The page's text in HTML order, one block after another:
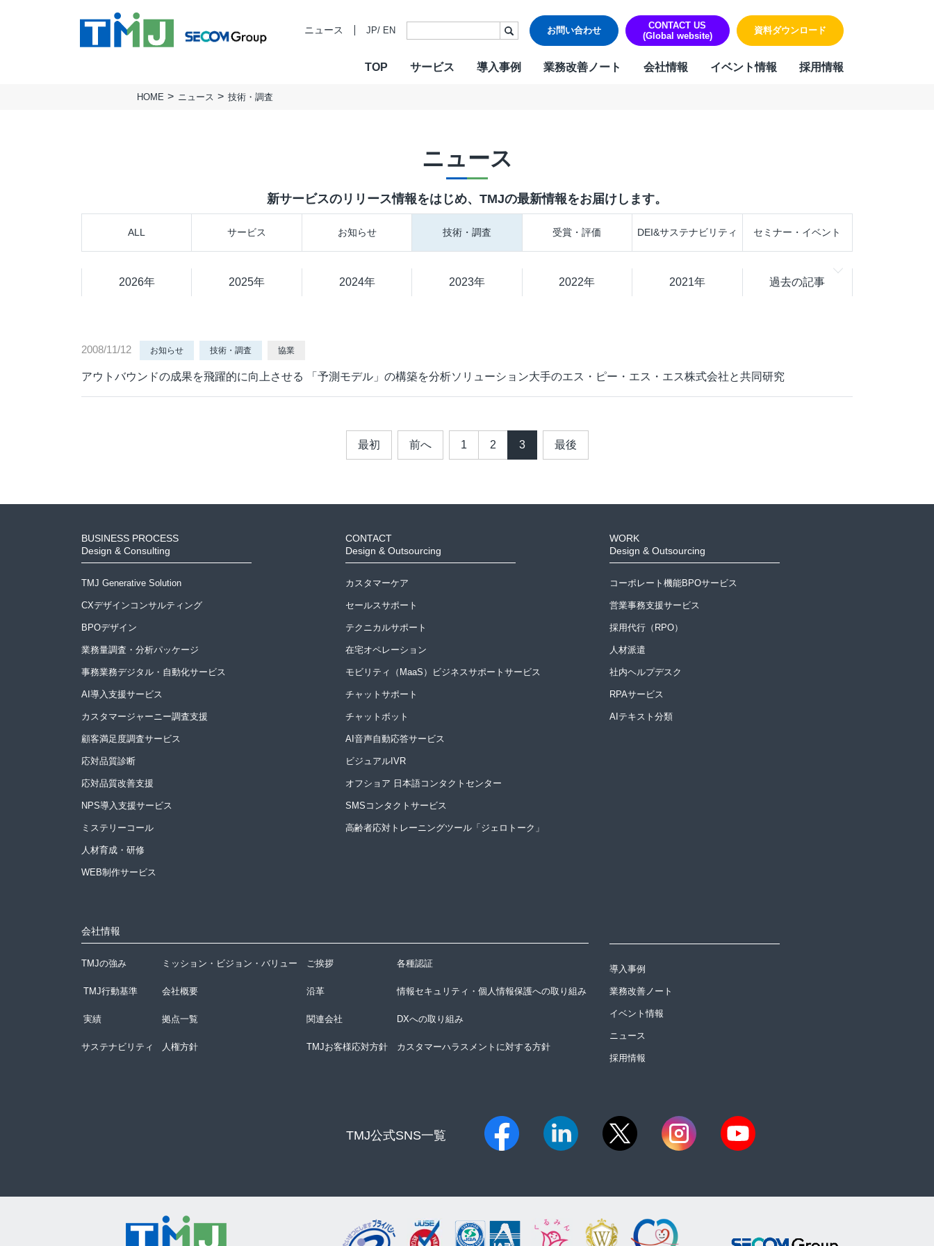
ニュース JP/ EN お問い合わせ
CONTACT US
(Global website)
資料ダウンロード
TOP サービス 導入事例 業務改善ノート 会社情報 イベント情報 採用情報
カスタマージャーニー調査支援
応対品質改善支援
NPS導入支援サービス
ミステリーコール
テクニカルサポート
チャットボット
高齢者応対トレーニングツール「ジェロトーク」
採用代行（RPO）
AIテキスト分類
TMJの強み ミッション・ビジョン・バリュー
TMJお客様応対方針
HOME ニュース 技術・調査
ニュース
新サービスのリリース情報をはじめ、TMJの最新情報をお届けします。
ALL サービス お知らせ 技術・調査 受賞・評価 DEI&サステナビリティ セミナー・イベント
2026年 2025年 2024年 2023年 2022年 2021年 過去の記事
2008/11/12 お知らせ 技術・調査 協業
アウトバウンドの成果を飛躍的に向上させる 「予測モデル」の構築を分析ソリューション大手のエス・ピー・エス・エス株式会社と共同研究
最初 前へ 1 2 3 最後
BUSINESS PROCESS
Design & Consulting
TMJ Generative Solution
CXデザインコンサルティング
BPOデザイン
業務量調査・分析パッケージ
事務業務デジタル・自動化サービス
AI導入支援サービス
カスタマージャーニー調査支援
顧客満足度調査サービス
応対品質診断
応対品質改善支援
NPS導入支援サービス
ミステリーコール
人材育成・研修
WEB制作サービス
CONTACT
Design & Outsourcing
カスタマーケア
セールスサポート
テクニカルサポート
在宅オペレーション
モビリティ（MaaS）ビジネスサポートサービス
チャットサポート
チャットボット
AI音声自動応答サービス
ビジュアルIVR
オフショア 日本語コンタクトセンター
SMSコンタクトサービス
高齢者応対トレーニングツール「ジェロトーク」
WORK
Design & Outsourcing
コーポレート機能BPOサービス
営業事務支援サービス
採用代行（RPO）
人材派遣
社内ヘルプデスク
RPAサービス
AIテキスト分類
会社情報
TMJの強み ミッション・ビジョン・バリュー ご挨拶 各種認証
TMJ行動基準 会社概要 沿革 情報セキュリティ・個人情報保護への取り組み
実績 拠点一覧 関連会社 DXへの取り組み
サステナビリティ 人権方針 TMJお客様応対方針 カスタマーハラスメントに対する方針
導入事例
業務改善ノート
イベント情報
ニュース
採用情報
TMJ公式SNS一覧​